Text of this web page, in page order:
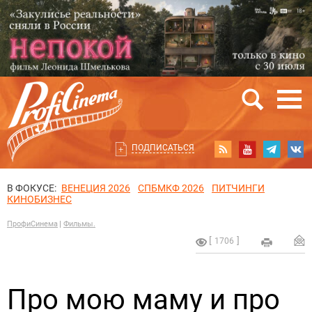
ПОДПИСАТЬСЯ
В ФОКУСЕ: ВЕНЕЦИЯ 2026 СПБМКФ 2026
ПИТЧИНГИ
КИНОБИЗНЕС
ПрофиСинема Фильмы.
1706
Про мою маму и про